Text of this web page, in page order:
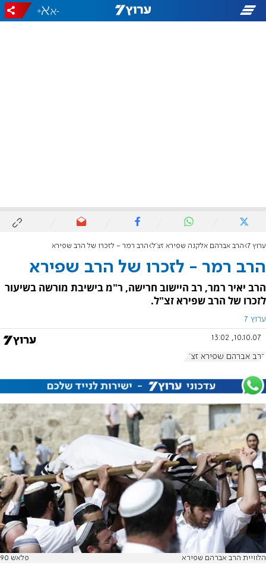
-
+
ערוץ 7 הרב אברהם אלקנה שפירא זצ'ל הרב רמר - לזכרו של הרב שפירא
הרב רמר - לזכרו של הרב שפירא
הרב יאיר רמר, רב היישוב חרישה, ר"מ בישיבת מורשה בשיעור
לזכרו של הרב שפירא זצ"ל.
ערוץ 7
10.10.07, 13:02
הרב אברהם שפירא זצ"ל
הלוויית הרב אברהם שפירא פלאש 90